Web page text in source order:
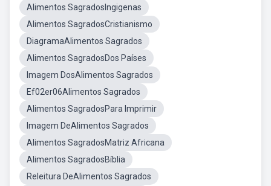
Alimentos SagradosIngigenas
Alimentos SagradosCristianismo
DiagramaAlimentos Sagrados
Alimentos SagradosDos Países
Imagem DosAlimentos Sagrados
Ef02er06Alimentos Sagrados
Alimentos SagradosPara Imprimir
Imagem DeAlimentos Sagrados
Alimentos SagradosMatriz Africana
Alimentos SagradosBíblia
Releitura DeAlimentos Sagrados